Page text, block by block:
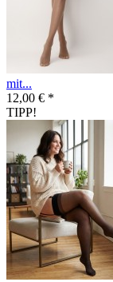
mit...
12,00 € *
TIPP!